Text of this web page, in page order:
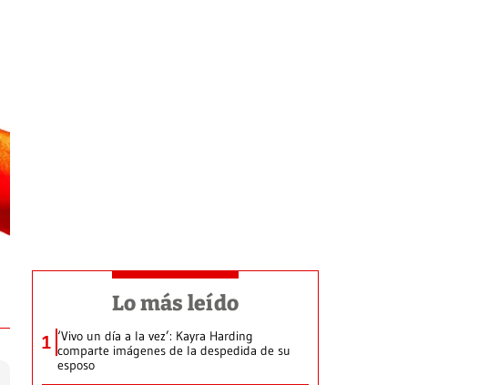
Lo más leído
1 ‘Vivo un día a la vez’: Kayra Harding
comparte imágenes de la despedida de su
esposo